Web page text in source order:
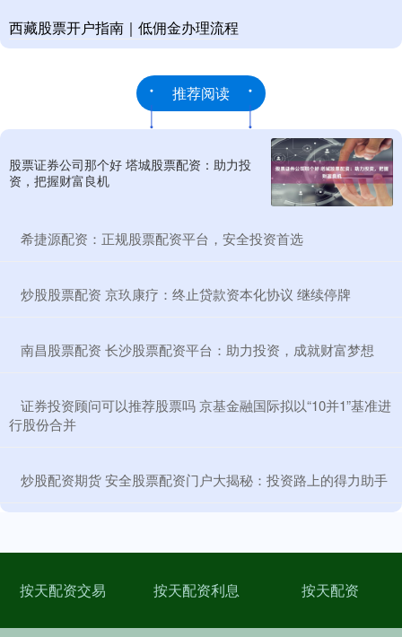
西藏股票开户指南｜低佣金办理流程
推荐阅读
股票证券公司那个好 塔城股票配资：助力投
资，把握财富良机
​希捷源配资：正规股票配资平台，安全投资首选
​炒股股票配资 京玖康疗：终止贷款资本化协议 继续停牌
​南昌股票配资 长沙股票配资平台：助力投资，成就财富梦想
​证券投资顾问可以推荐股票吗 京基金融国际拟以“10并1”基准进
行股份合并
​炒股配资期货 安全股票配资门户大揭秘：投资路上的得力助手
按天配资交易 按天配资利息 按天配资